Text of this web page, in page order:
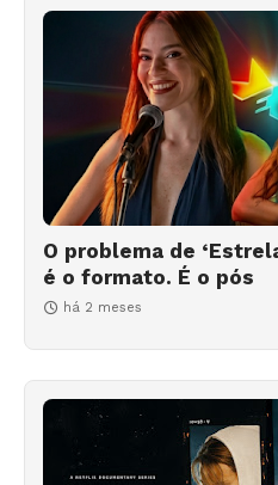
O problema de
é o formato. É o pós
há 2 meses